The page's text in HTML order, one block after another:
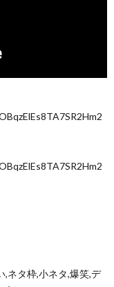
,ネタ枠,小ネタ,爆笑,デ